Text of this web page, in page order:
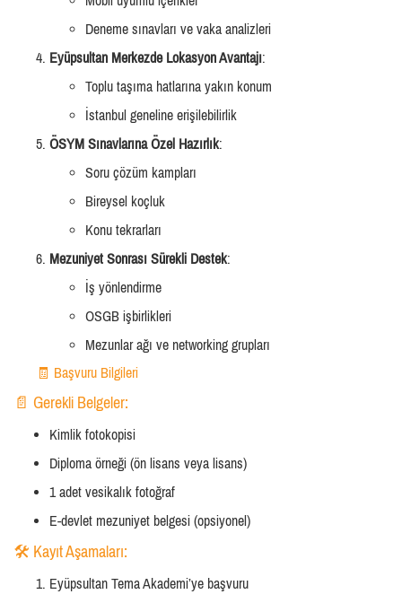
Deneme sınavları ve vaka analizleri
Eyüpsultan Merkezde Lokasyon Avantajı:
Toplu taşıma hatlarına yakın konum
İstanbul geneline erişilebilirlik
ÖSYM Sınavlarına Özel Hazırlık:
Soru çözüm kampları
Bireysel koçluk
Konu tekrarları
Mezuniyet Sonrası Sürekli Destek:
İş yönlendirme
OSGB işbirlikleri
Mezunlar ağı ve networking grupları
🧾 Başvuru Bilgileri
📄 Gerekli Belgeler:
Kimlik fotokopisi
Diploma örneği (ön lisans veya lisans)
1 adet vesikalık fotoğraf
E-devlet mezuniyet belgesi (opsiyonel)
🛠️ Kayıt Aşamaları:
Eyüpsultan Tema Akademi’ye başvuru